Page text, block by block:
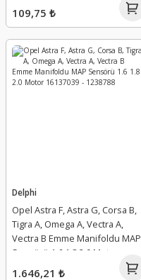
109,75 ₺
Delphi
Opel Astra F, Astra G, Corsa B,
Tigra A, Omega A, Vectra A,
Vectra B Emme Manifoldu MAP
Sensörü 1.6 1.8 2.0 Motor
16137039 - 1238788
1.646,21 ₺